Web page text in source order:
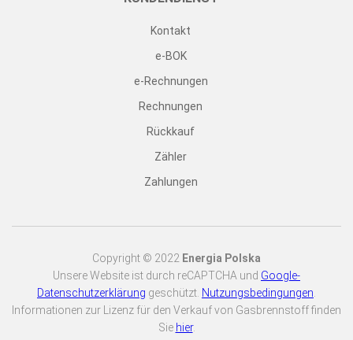
Kontakt
e-BOK
e-Rechnungen
Rechnungen
Rückkauf
Zähler
Zahlungen
Copyright © 2022 Energia Polska
Unsere Website ist durch reCAPTCHA und Google-
Datenschutzerklärung geschützt. Nutzungsbedingungen
Informationen zur Lizenz für den Verkauf von Gasbrennstoff finden
Sie hier.